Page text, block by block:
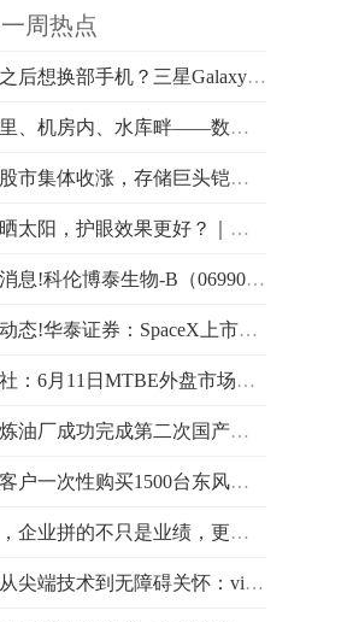
一周热点
想换部手机？三星Galaxy系列为你解锁更多可能
机房内、水库畔——数智荆楚一线侧记-每日视点
收涨，存储巨头铠侠超越丰田，成为日本市值最高的公司｜日韩收盘
阳，护眼效果更好？｜五健“童”行向未来
伦博泰生物-B（06990.HK）收到宜联生物和解款6.03亿元
!华泰证券：SpaceX上市初期供需或阶段性偏紧
6月11日MTBE外盘市场收盘价格波动
厂成功完成第二次国产原油提炼测试
户一次性购买1500台东风纳米01
业拼的不只是业绩，更是组织力的“年中大考”
从尖端技术到无障碍关怀：vivo携多项创新成果亮相联通合作伙伴大会